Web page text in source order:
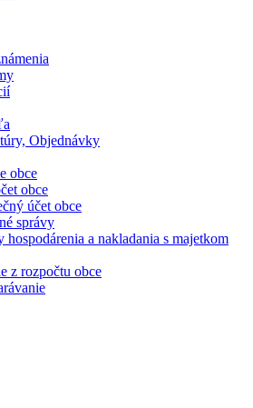
Objednávky
obce
obce
účet obce
správy
hospodárenia a nakladania s majetkom
z rozpočtu obce